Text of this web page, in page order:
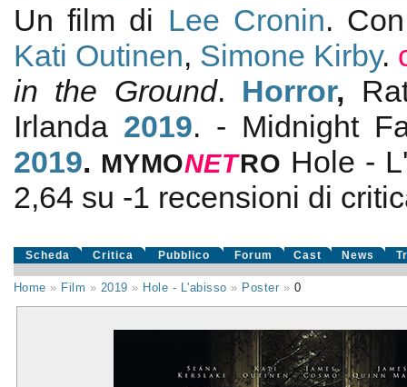
Un film di Lee Cronin.
Kati Outinen, Simone Kirby.
in the Ground. Horror,
Irlanda 2019. - Midnight
2019. MYMONETRO Hole -
2,64 su -1 recensioni di
Scheda Critica Pubblico Forum Cast News
Home » Film » 2019 » Hole - L'abisso » Poster » 0